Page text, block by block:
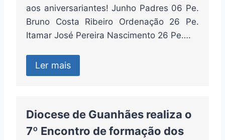
aos aniversariantes! Junho Padres 06 Pe.
Bruno Costa Ribeiro Ordenação 26 Pe.
Itamar José Pereira Nascimento 26 Pe….
Ler mais
Diocese de Guanhães realiza o
7º Encontro de formação dos